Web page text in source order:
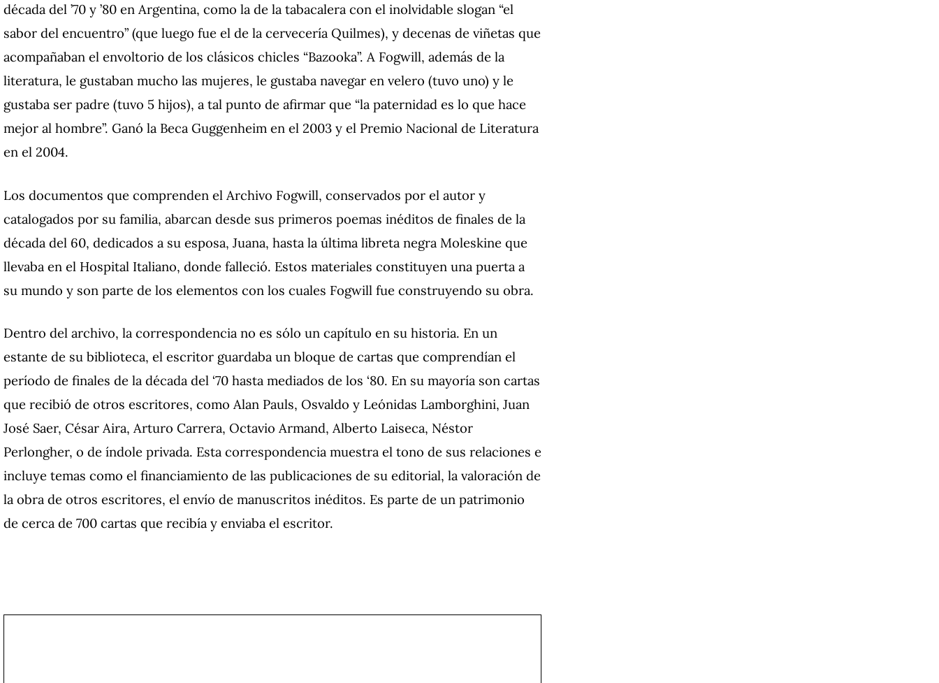
década del ’70 y ’80 en Argentina, como la de la tabacalera con el inolvidable slogan “el
sabor del encuentro” (que luego fue el de la cervecería Quilmes), y decenas de viñetas que
acompañaban el envoltorio de los clásicos chicles “Bazooka”. A Fogwill, además de la
literatura, le gustaban mucho las mujeres, le gustaba navegar en velero (tuvo uno) y le
gustaba ser padre (tuvo 5 hijos), a tal punto de afirmar que “la paternidad es lo que hace
mejor al hombre”. Ganó la Beca Guggenheim en el 2003 y el Premio Nacional de Literatura
en el 2004.
Los documentos que comprenden el Archivo Fogwill, conservados por el autor y
catalogados por su familia, abarcan desde sus primeros poemas inéditos de finales de la
década del 60, dedicados a su esposa, Juana, hasta la última libreta negra Moleskine que
llevaba en el Hospital Italiano, donde falleció. Estos materiales constituyen una puerta a
su mundo y son parte de los elementos con los cuales Fogwill fue construyendo su obra.
Dentro del archivo, la correspondencia no es sólo un capítulo en su historia. En un
estante de su biblioteca, el escritor guardaba un bloque de cartas que comprendían el
período de finales de la década del ‘70 hasta mediados de los ‘80. En su mayoría son cartas
que recibió de otros escritores, como Alan Pauls, Osvaldo y Leónidas Lamborghini, Juan
José Saer, César Aira, Arturo Carrera, Octavio Armand, Alberto Laiseca, Néstor
Perlongher, o de índole privada. Esta correspondencia muestra el tono de sus relaciones e
incluye temas como el financiamiento de las publicaciones de su editorial, la valoración de
la obra de otros escritores, el envío de manuscritos inéditos. Es parte de un patrimonio
de cerca de 700 cartas que recibía y enviaba el escritor.